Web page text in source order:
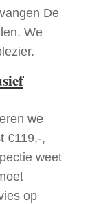
De
We
we
€119,-,
weet
op